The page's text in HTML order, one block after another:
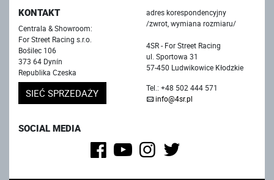
KONTAKT
Centrala & Showroom:
For Street Racing s.r.o.
Bošilec 106
373 64 Dynín
Republika Czeska
SIEĆ SPRZEDAŻY
adres korespondencyjny
/zwrot, wymiana rozmiaru/
4SR - For Street Racing
ul. Sportowa 31
57-450 Ludwikowice Kłodzkie
Tel.: +48 502 444 571
info@4sr.pl
SOCIAL MEDIA